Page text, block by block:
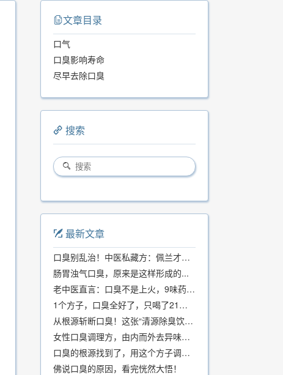
文章目录
口气
口臭影响寿命
尽早去除口臭
搜索
最新文章
口臭别乱治！中医私藏方：佩兰才是口气克星，喝一周就清爽
肠胃浊气口臭，原来是这样形成的...
老中医直言：口臭不是上火，9味药食同源方，21天根除不反复
1个方子，口臭全好了，只喝了21天！
从根源斩断口臭！这张“清源除臭饮”方子，我用了几十年，效果真不错
女性口臭调理方，由内而外去异味，女性体质专用！
口臭的根源找到了，用这个方子调理，21天口吐芬芳！
佛说口臭的原因，看完恍然大悟！